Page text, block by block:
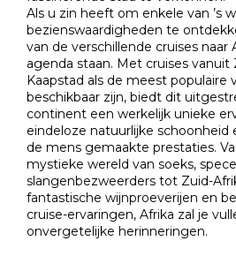
Als u zin ​​heeft om enkele van ’s
bezienswaardigheden te
van de verschillende cruises naar
agenda staan. Met cruises vanuit
Kaapstad als de meest populaire
beschikbaar zijn, biedt dit
continent een werkelijk unieke
eindeloze natuurlijke schoonheid
de mens gemaakte prestaties.
mystieke wereld van soeks,
slangenbezweerders tot Zuid-
fantastische wijnproeverijen en
cruise-ervaringen, Afrika zal je
onvergetelijke herinneringen.